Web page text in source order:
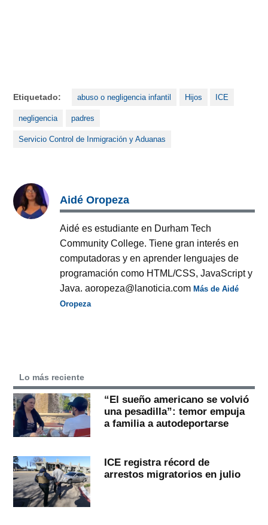
Etiquetado: abuso o negligencia infantil Hijos ICE
negligencia padres
Servicio Control de Inmigración y Aduanas
Aidé Oropeza
Aidé es estudiante en Durham Tech
Community College. Tiene gran interés en
computadoras y en aprender lenguajes de
programación como HTML/CSS, JavaScript y
Java. aoropeza@lanoticia.comMás de Aidé
Oropeza
Lo más reciente
“El sueño americano se volvió
una pesadilla”: temor empuja
a familia a autodeportarse
ICE registra récord de
arrestos migratorios en julio